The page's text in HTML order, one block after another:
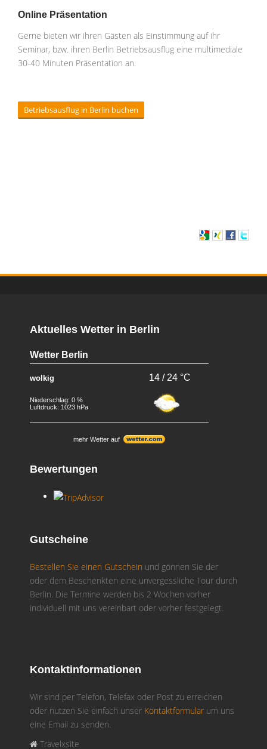
Online Präsentation
Gerne bieten wir ihren Gästen als Einstimmung auf ihr
Seminar, bzw. ihren Berlin Betriebsausflug eine multimediale
30-40 Minuten Präsentation an.
Betriebsausflug in Berlin buchen
Aktuelles Wetter in Berlin
Wetter Berlin
wolkig 14 / 24 °C
Niederschlag: 0 %
Luftdruck: 1023 hPa
mehr Wetter auf
Bewertungen
Gutscheine
Bestellen Sie einen Gutschein und gönnen Sie der
oder dem Beschenkten eine unvergessliche Tour durch
Berlin. Die Termine werden bis 2 Wochen vorher
individuell mit uns vereinbart oder vorher festgelegt.
Kontaktinformationen
Wir sind per Telefon, Telefax oder Post zu erreichen
oder nutzen Sie einfach unser Kontaktformular um uns
eine Email zu senden.
Travelxsite